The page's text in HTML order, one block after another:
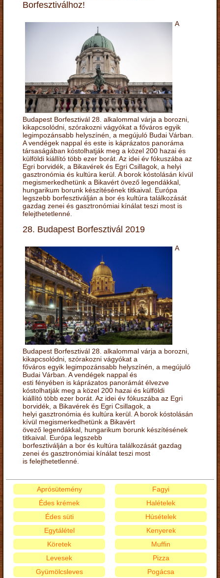
Borfesztiválhoz!
A
Budapest Borfesztivál 28. alkalommal várja a borozni,
kikapcsolódni, szórakozni vágyókat a főváros egyik
legimpozánsabb helyszínén, a megújuló Budai Várban.
A vendégek nappal és este is káprázatos panoráma
társaságában kóstolhatják meg a közel 200 hazai és
külföldi kiállító több ezer borát. Az idei év fókuszába az
Egri borvidék, a Bikavérek és Egri Csillagok, a helyi
gasztronómia és kultúra kerül. A borok kóstolásán kívül
megismerkedhetünk a Bikavért övező legendákkal,
hungarikum borunk készítésének titkaival. Európa
legszebb borfesztiválján a bor és kultúra találkozását
gazdag zenei és gasztronómiai kínálat teszi most is
felejthetetlenné.
28. Budapest Borfesztivál 2019
A
Budapest Borfesztivál 28. alkalommal várja a borozni,
kikapcsolódni, szórakozni vágyókat a
főváros egyik legimpozánsabb helyszínén, a megújuló
Budai Várban. A vendégek nappal és
esti fényében is káprázatos panorámát élvezve
kóstolhatják meg a közel 200 hazai és külföldi
kiállító több ezer borát. Az idei év fókuszába az Egri
borvidék, a Bikavérek és Egri Csillagok, a
helyi gasztronómia és kultúra kerül. A borok kóstolásán
kívül megismerkedhetünk a Bikavért
övező legendákkal, hungarikum borunk készítésének
titkaival. Európa legszebb
borfesztiválján a bor és kultúra találkozását gazdag
zenei és gasztronómiai kínálat teszi most
is felejthetetlenné.
Aprósütemény
Édes krémek
Édes süti
Egytálétel
Fagyi
Halételek
Húsételek
Kenyerek
Köretek
Levesek
Gyümölcsleves
Muffin
Pizza
Pogácsa